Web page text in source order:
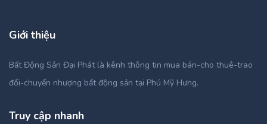
Giới thiệu
Bất Động Sản Đại Phát là kênh thông tin mua bán-cho thuê-trao
đổi-chuyển nhượng bất động sản tại Phú Mỹ Hưng.
Truy cập nhanh